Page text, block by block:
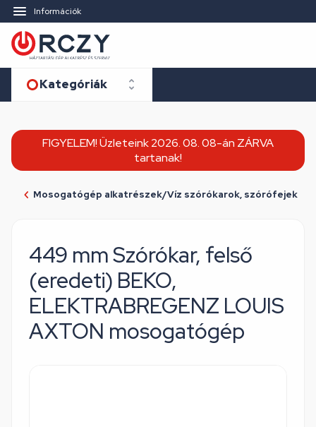
Információk
Kategóriák
FIGYELEM! Üzleteink 2026. 08. 08-án ZÁRVA
tartanak!
Mosogatógép alkatrészek/Víz szórókarok, szórófejek
449 mm Szórókar, felső
(eredeti) BEKO,
ELEKTRABREGENZ LOUIS
AXTON mosogatógép